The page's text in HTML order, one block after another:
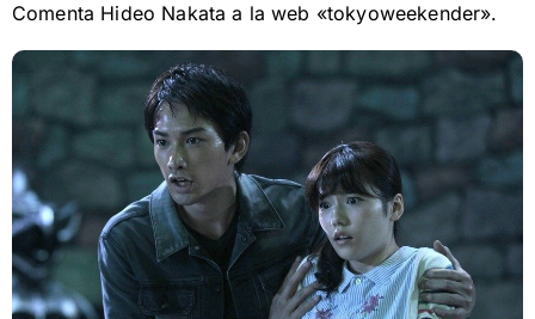
Comenta Hideo Nakata a la web «tokyoweekender».